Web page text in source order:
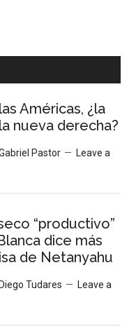
Américas, ¿la
nueva derecha?
Pastor
Leave a
“productivo”
dice más
de Netanyahu
Diego Tudares
Leave a